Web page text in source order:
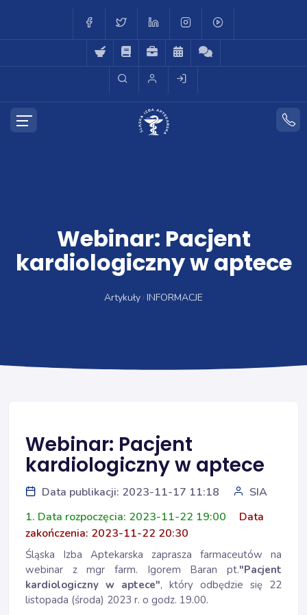
Webinar: Pacjent
kardiologiczny w aptece
Artykuły INFORMACJE
Webinar: Pacjent
kardiologiczny w aptece
Data publikacji: 2023-11-17 11:18
SIA
1. Data rozpoczęcia: 2023-11-22 19:00
Data
zakończenia: 2023-11-22 20:30
Śląska Izba Aptekarska zaprasza farmaceutów na
webinar z mgr farm. Igorem Baran pt."Pacjent
kardiologiczny w aptece", który odbędzie się 22
listopada (środa) 2023 r. o godz. 19.00.